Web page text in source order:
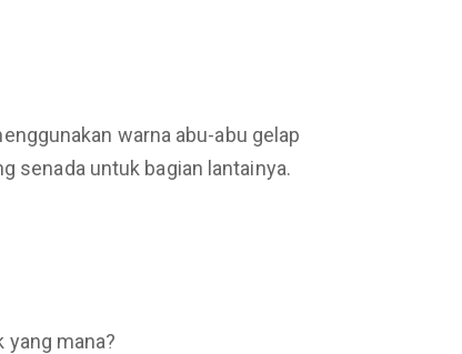
warna abu-abu gelap
senada untuk bagian lantainya.
yang mana?